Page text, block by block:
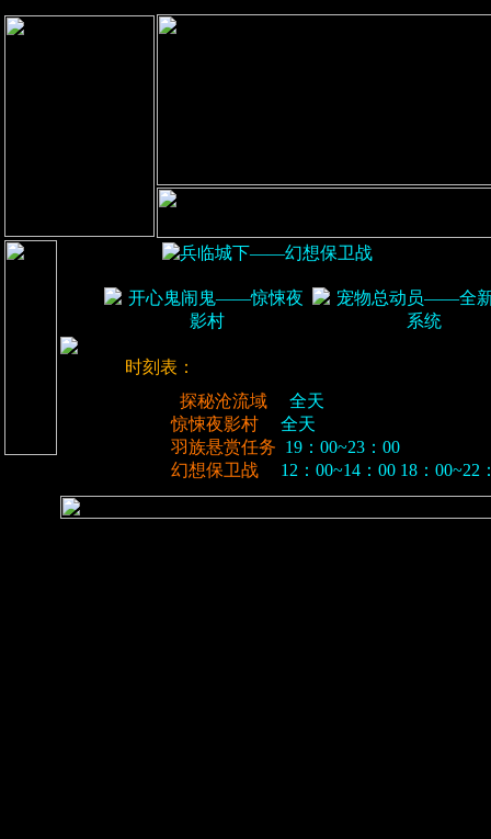
时刻表：
探秘沧流域
全天
惊悚夜影村
全天
羽族悬赏任务 19：00~23：00
幻想保卫战
12：00~14：00 18：00~22